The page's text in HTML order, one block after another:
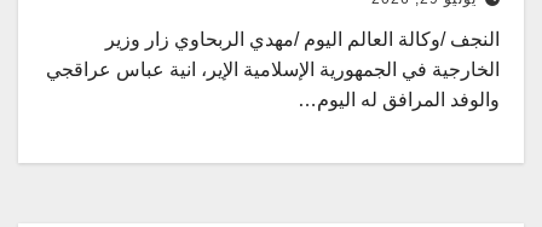
النجف /وكالة العالم اليوم /مهدي الربحاوي زار وزير
الخارجية في الجمهورية الإسلامية الإير، انية عباس عراقجي
والوفد المرافق له اليوم…